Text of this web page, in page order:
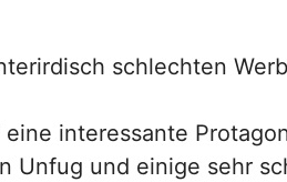
schlechten
eine interessante
Unfug und einige sehr